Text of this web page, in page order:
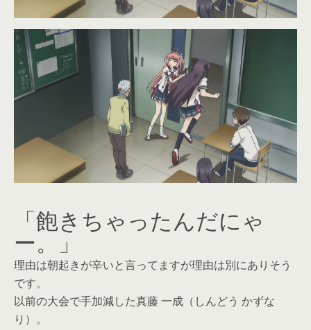
「飽きちゃったんだにゃ
ー。」
理由は朝起きが辛いと言ってますが理由は別にありそう
です。
以前の大会で手加減した真藤 一成（しんどう かずな
り）。